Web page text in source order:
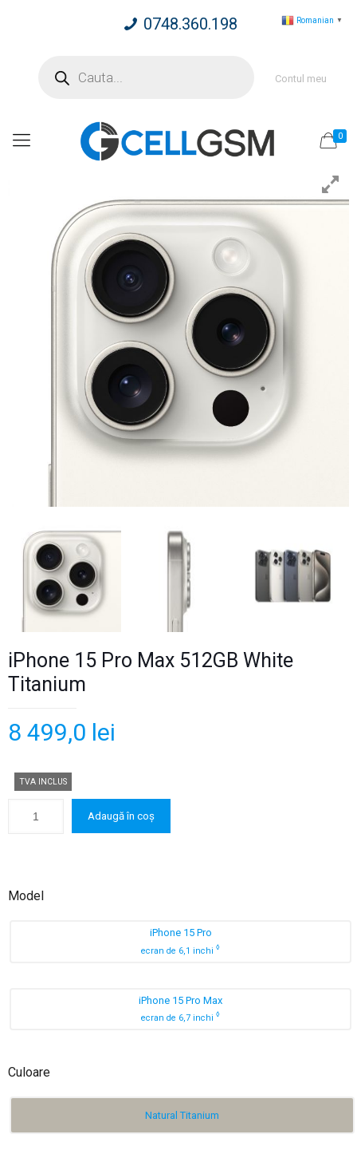
0748.360.198
search
Contul meu
0
iPhone 15 Pro Max 512GB White
Titanium
8 499,0 lei
TVA INCLUS
Adaugă în coș
Model
iPhone 15 Pro
ecran de 6,1 inchi ◊
iPhone 15 Pro Max
ecran de 6,7 inchi ◊
Culoare
Natural Titanium
Romanian ▼